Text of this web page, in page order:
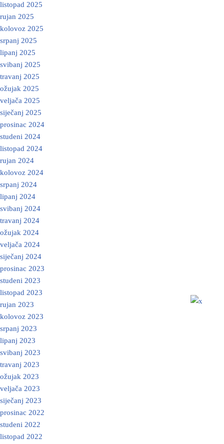
listopad 2025
rujan 2025
kolovoz 2025
srpanj 2025
lipanj 2025
svibanj 2025
travanj 2025
ožujak 2025
veljača 2025
siječanj 2025
prosinac 2024
studeni 2024
listopad 2024
rujan 2024
kolovoz 2024
srpanj 2024
lipanj 2024
svibanj 2024
travanj 2024
ožujak 2024
veljača 2024
siječanj 2024
prosinac 2023
studeni 2023
listopad 2023
rujan 2023
kolovoz 2023
srpanj 2023
lipanj 2023
svibanj 2023
travanj 2023
ožujak 2023
veljača 2023
siječanj 2023
prosinac 2022
studeni 2022
listopad 2022